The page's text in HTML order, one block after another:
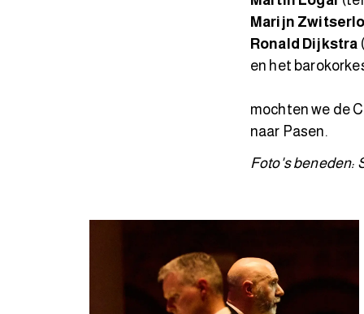
Marijn
Ronald Dijkstra
en het
mochten we de
naar Pasen.
Foto's beneden: